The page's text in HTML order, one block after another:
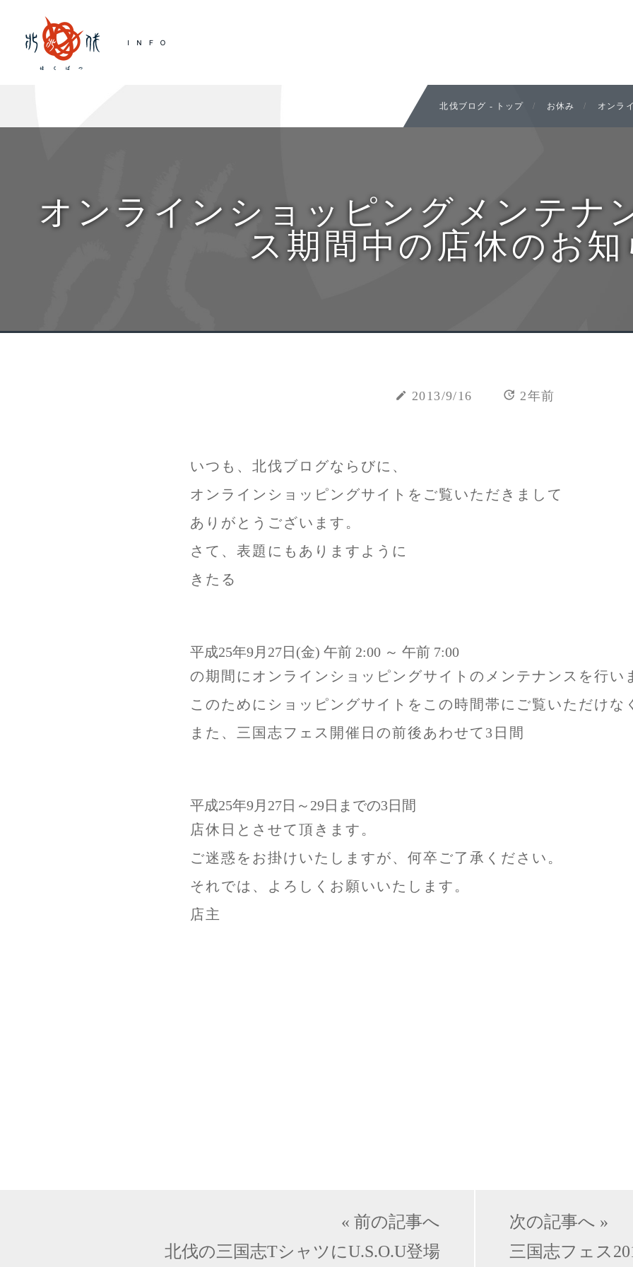
北伐ブログ - トップ お休み オンラ
オンラインショッピングメンテナ
ス期間中の店休のお
create 2013/9/16 update 2年前
いつも、北伐ブログならびに、
オンラインショッピングサイトをご覧いただきまして
ありがとうございます。
さて、表題にもありますように
きたる
平成25年9月27日(金) 午前 2:00 ～ 午前 7:00
の期間にオンラインショッピングサイトのメンテナンスを行い
このためにショッピングサイトをこの時間帯にご覧いただけな
また、三国志フェス開催日の前後あわせて3日間
平成25年9月27日～29日までの3日間
店休日とさせて頂きます。
ご迷惑をお掛けいたしますが、何卒ご了承ください。
それでは、よろしくお願いいたします。
店主
« 前の記事へ
北伐の三国志TシャツにU.S.O.U登場
次の記事へ »
三国志フェス